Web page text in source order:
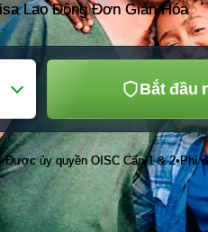
Lao Động Đơn Giản Hóa
Bắt đầu
•Được ủy quyền OISC Cấp 1 & 2•Phí